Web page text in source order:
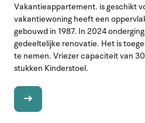
Vakantieappartement. is geschikt
vakantiewoning heeft een
gebouwd in 1987. In 2024
gedeeltelijke renovatie. Het is
te nemen. Vriezer capaciteit van
stukken Kinderstoel.